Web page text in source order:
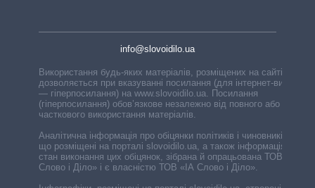
info@slovoidilo.ua
Використання будь-яких матеріалів, розміщених на сайті,
дозволяється при вказуванні посилання (для інтернет-видань
— гіперпосилання) на www.slovoidilo.ua. Посилання
(гіперпосилання) обов’язкове незалежно від повного або
часткового використання матеріалів.
Аналітична інформація про обіцянки політиків і чиновників,
що розміщені на порталі slovoidilo.ua, а також інформація про
стан виконання цих обіцянок, зібрана й опрацьована ТОВ «ІА
Слово і Діло» і є власністю ТОВ «ІА Слово і Діло».